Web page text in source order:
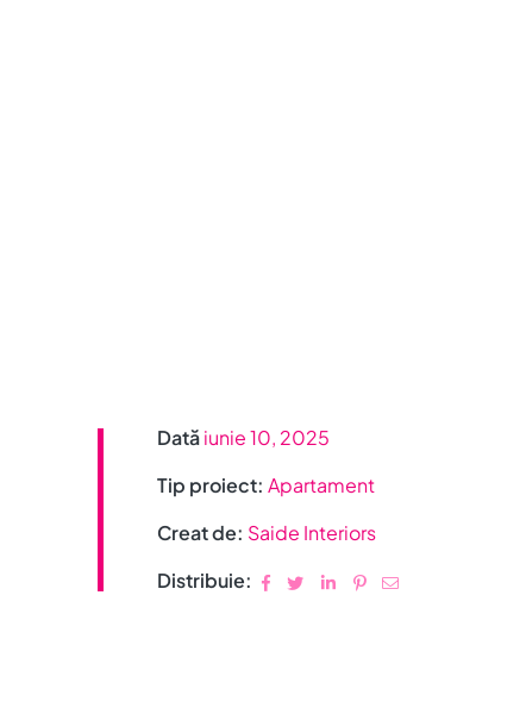
Datăiunie 10, 2025
Tip proiect:Apartament
Creat de: Saide Interiors
Distribuie: